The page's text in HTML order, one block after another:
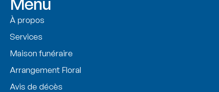
À propos
Services
Maison funéraire
Arrangement Floral
Avis de décès